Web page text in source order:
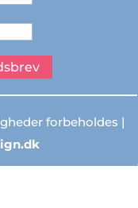
forbeholdes |